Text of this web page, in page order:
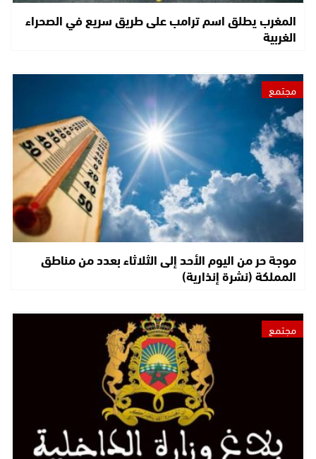
المغرب يطلق اسم ترامب على طريق سريع في الصحراء
الغربية
مجتمع
موجة حر من اليوم الأحد إلى الثلاثاء بعدد من مناطق
المملكة (نشرة إنذارية)
مجتمع